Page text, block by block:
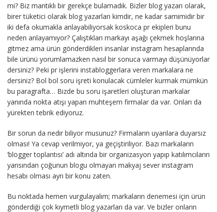
mi? Biz mantıklı bir gerekçe bulamadık. Bizler blog yazarı olarak,
birer tüketici olarak blog yazarları kimdir, ne kadar samimidir bir
iki defa okumakla anlayabiliyorsak koskoca pr ekipleri bunu
neden anlayamıyor? Çalıştıkları markayı aşağı çekmek hoşlarına
gitmez ama ürün gönderdikleri insanlar instagram hesaplarında
bile ürünü yorumlamazken nasıl bir sonuca varmayı düşünüyorlar
dersiniz? Peki pr işlerini instabloggerlara veren markalara ne
dersiniz? Bol bol soru işreti konulacak cümleler kurmak mümkün
bu paragrafta… Bizde bu soru işaretleri oluşturan markalar
yanında nokta atışı yapan muhteşem firmalar da var. Onları da
yürekten tebrik ediyoruz.
Bir sorun da nedir biliyor musunuz? Firmaların uyarılara duyarsız
olması! Ya cevap verilmiyor, ya geçiştiriliyor. Bazı markaların
‘blogger toplantısı’ adı altında bir organizasyon yapıp katılımcıların
yarısından çoğunun blogu olmayan makyaj sever instagram
hesabı olması ayrı bir konu zaten.
Bu noktada hemen vurgulayalım; markaların denemesi için ürün
gönderdiği çok kıymetli blog yazarları da var. Ve bizler onların